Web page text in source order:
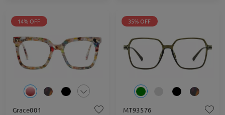
14% OFF
Grace001
35% OFF
MT93576